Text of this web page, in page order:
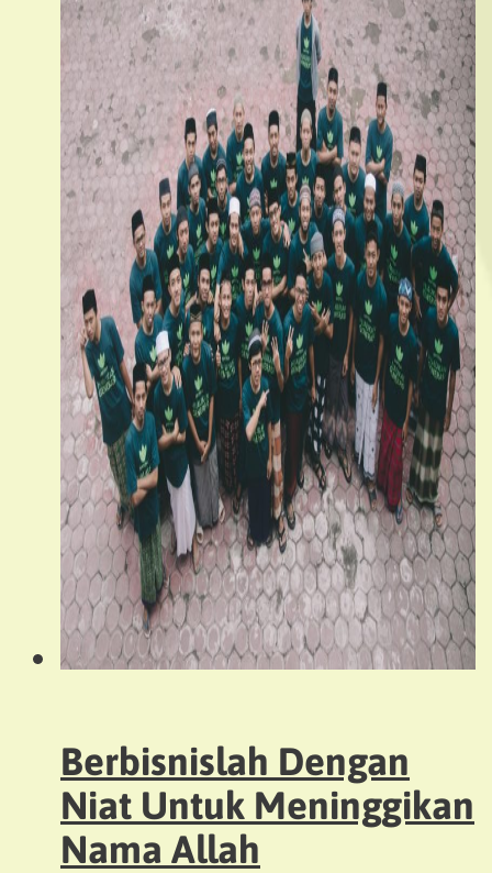
Berbisnislah Dengan
Niat Untuk Meninggikan
Nama Allah